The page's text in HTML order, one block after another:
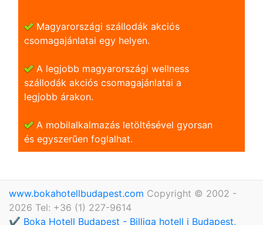
Magyarországi szállodák akciós
csomagajánlatai egy helyen.
A legjobb magyarországi wellness
szállodák akciós csomagajánlatai a
legjobb árakon.
A mobilalkalmazás letöltésével gyorsan
és egyszerũen foglalhat.
www.bokahotellbudapest.com Copyright © 2002 -
2026 Tel: +36 (1) 227-9614
✔️ Boka Hotell Budapest - Billiga hotell i Budapest,